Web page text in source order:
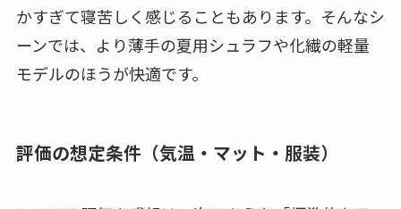
かすぎて寝苦しく感じることもあります。そんなシ
ーンでは、より薄手の夏用シュラフや化繊の軽量
モデルのほうが快適です。
評価の想定条件（気温・マット・服装）